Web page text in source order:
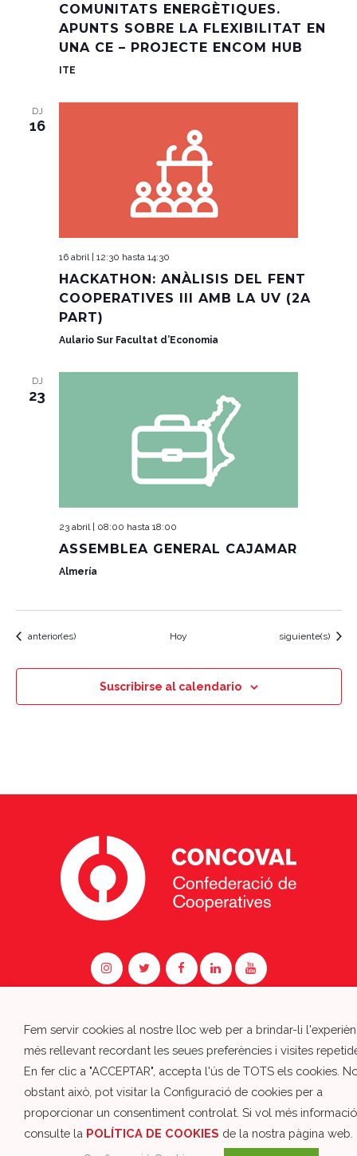
COMUNITATS ENERGÈTIQUES.
APUNTS SOBRE LA FLEXIBILITAT EN
UNA CE – PROJECTE ENCOM HUB
ITE
DJ
16
16 abril | 12:30 hasta 14:30
HACKATHON: ANÀLISIS DEL FENT
COOPERATIVES III AMB LA UV (2A
PART)
Aulario Sur Facultat d’Economia
DJ
23
23 abril | 08:00 hasta 18:00
ASSEMBLEA GENERAL CAJAMAR
Almería
Eventos
anterior(es) Hoy Eventos
siguiente(s)
Suscribirse al calendario
Colabora:
Política de Privacitat i Avís Legal
Política de Cookies
Fem servir cookies al nostre lloc web per a brindar-li
més rellevant recordant les seues preferències i visites
En fer clic a "ACCEPTAR", accepta l'ús de TOTS els cookies.
obstant això, pot visitar la Configuració de cookies per a
proporcionar un consentiment controlat. Si vol més
consulte la POLÍTICA DE COOKIES de la nostra pàgina web.